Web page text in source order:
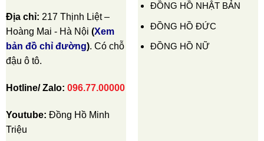
Địa chỉ: 217 Thịnh Liệt –
Hoàng Mai - Hà Nội (Xem
bản đồ chỉ đường). Có chỗ
đậu ô tô.
Hotline/ Zalo: 096.77.00000
Youtube: Đồng Hồ Minh
Triệu
ĐỒNG HỒ NHẬT BẢN
ĐỒNG HỒ ĐỨC
ĐỒNG HỒ NỮ